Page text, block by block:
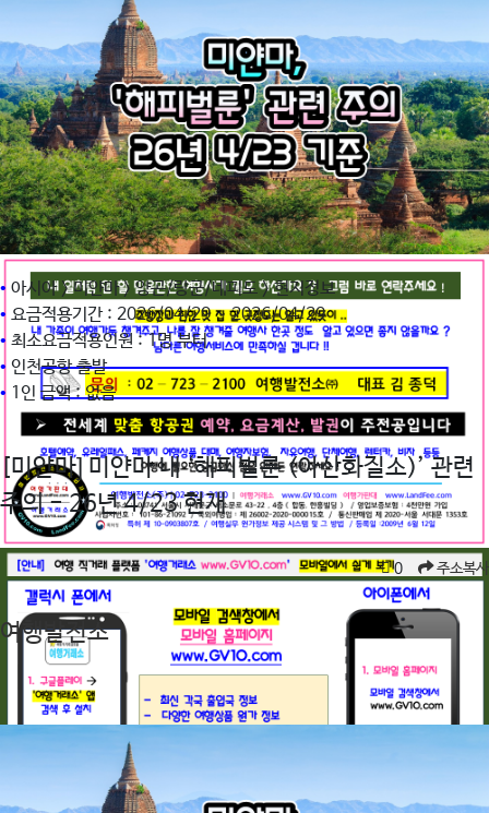
• 아시아 > 미얀마 > 양곤/랑군/네피도 > 현지정보
• 요금적용기간 : 2026/04/29 ~ 2026/04/29
• 최소요금적용인원 : 1명 부터
• 인천공항 출발
• 1인 금액 : 없음
[미얀마] 미얀마 내 ‘해피벌룬 (아산화질소)’ 관련
주의 - 26년 4/23 현재
조회수 675회 • 2026.04.29 0 주소복사
여행발전소